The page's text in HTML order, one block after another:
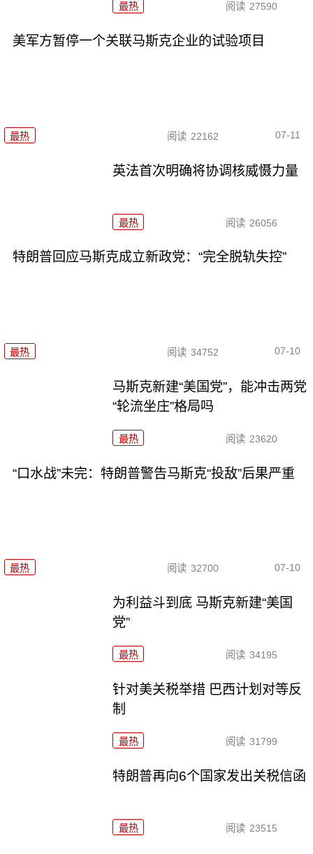
最热 阅读 27590
美军方暂停一个关联马斯克企业的试验项目
最热 阅读 22162 07-11
英法首次明确将协调核威慑力量
最热 阅读 26056
特朗普回应马斯克成立新政党：“完全脱轨失控”
最热 阅读 34752 07-10
马斯克新建“美国党”，能冲击两党
“轮流坐庄”格局吗
最热 阅读 23620
“口水战”未完：特朗普警告马斯克“投敌”后果严重
最热 阅读 32700 07-10
为利益斗到底 马斯克新建“美国
党”
最热 阅读 34195
针对美关税举措 巴西计划对等反
制
最热 阅读 31799
特朗普再向6个国家发出关税信函
最热 阅读 23515